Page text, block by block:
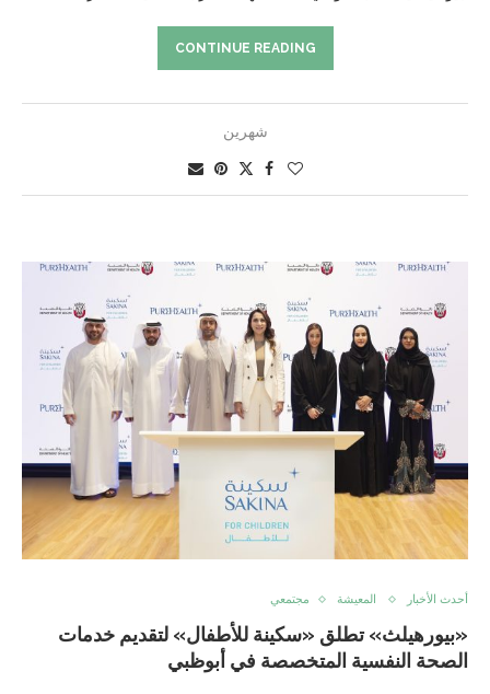
CONTINUE READING
شهرين
أحدث الأخبار المعيشة مجتمعي
«بيورهيلث» تطلق «سكينة للأطفال» لتقديم خدمات
الصحة النفسية المتخصصة في أبوظبي